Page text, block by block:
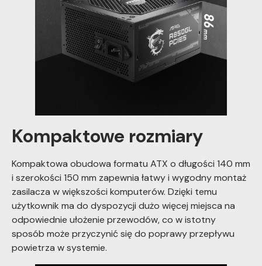
Kompaktowe rozmiary
Kompaktowa obudowa formatu ATX o długości 140 mm
i szerokości 150 mm zapewnia łatwy i wygodny montaż
zasilacza w większości komputerów. Dzięki temu
użytkownik ma do dyspozycji dużo więcej miejsca na
odpowiednie ułożenie przewodów, co w istotny
sposób może przyczynić się do poprawy przepływu
powietrza w systemie.